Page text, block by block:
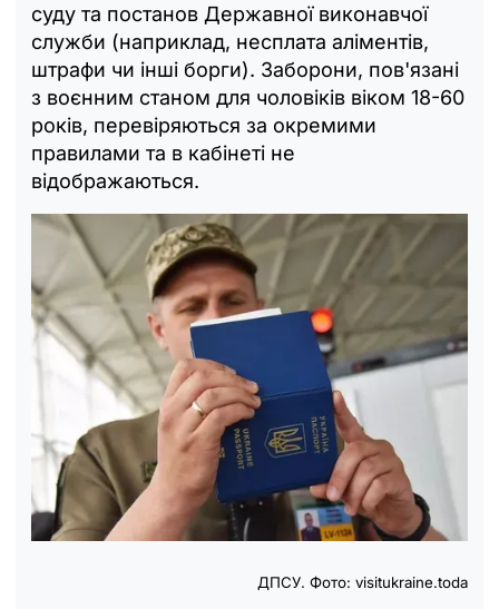
суду та постанов Державної виконавчої
служби (наприклад, несплата аліментів,
штрафи чи інші борги). Заборони, пов'язані
з воєнним станом для чоловіків віком 18-60
років, перевіряються за окремими
правилами та в кабінеті не
відображаються.
ДПСУ. Фото: visitukraine.toda